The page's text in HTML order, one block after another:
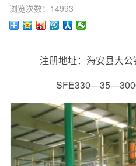
浏览次数：14993
注册地址：海安县大